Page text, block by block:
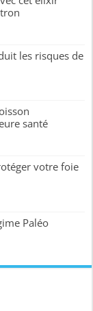
les risques de
santé
votre foie
Paléo